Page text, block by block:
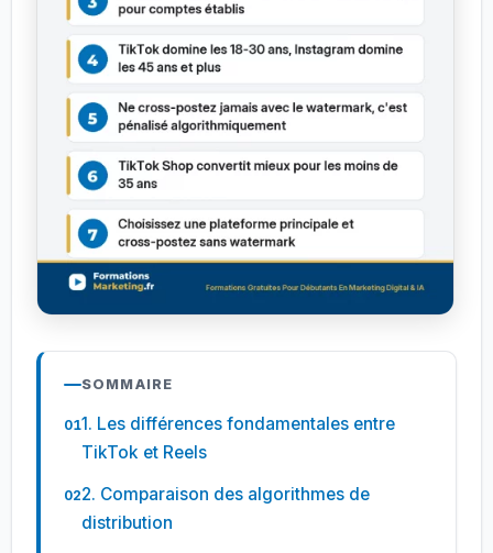
SOMMAIRE
1. Les différences fondamentales entre
TikTok et Reels
2. Comparaison des algorithmes de
distribution